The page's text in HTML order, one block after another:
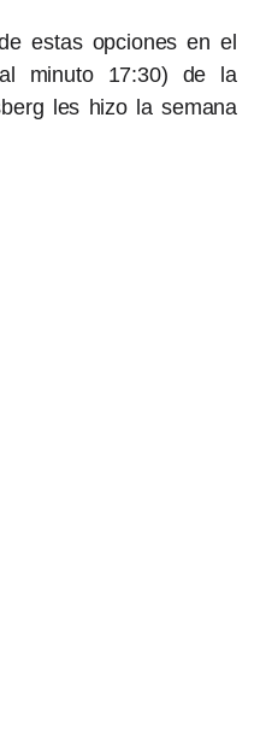
estas opciones en el
minuto 17:30) de la
les hizo la semana